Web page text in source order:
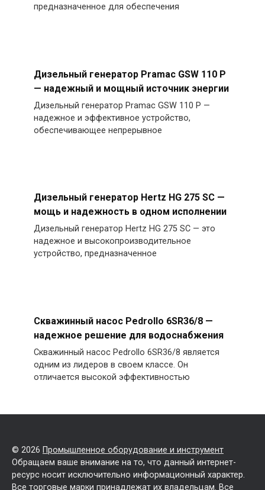
предназначенное для обеспечения
Дизельный генератор Pramac GSW 110 P
— надежный и мощный источник энергии
Дизельный генератор Pramac GSW 110 P —
надежное и эффективное устройство,
обеспечивающее непрерывное
Дизельный генератор Hertz HG 275 SC —
мощь и надежность в одном исполнении
Дизельный генератор Hertz HG 275 SC — это
надежное и высокопроизводительное
устройство, предназначенное
Скважинный насос Pedrollo 6SR36/8 —
надежное решение для водоснабжения
Скважинный насос Pedrollo 6SR36/8 является
одним из лидеров в своем классе. Он
отличается высокой эффективностью
© 2026 Промышленное оборудование и инструмент
Обращаем ваше внимание на то, что данный интернет-
ресурс носит исключительно информационный характер.
Все торговые марки принадлежат их владельцам. Все